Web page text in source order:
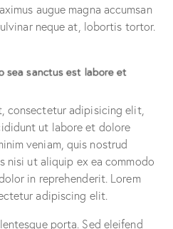
augue magna accumsan
neque at, lobortis tortor.
sea sanctus est labore et
consectetur adipisicing elit,
ut labore et dolore
veniam, quis nostrud
nisi ut aliquip ex ea commodo
in reprehenderit. Lorem
adipiscing elit.
porta. Sed eleifend